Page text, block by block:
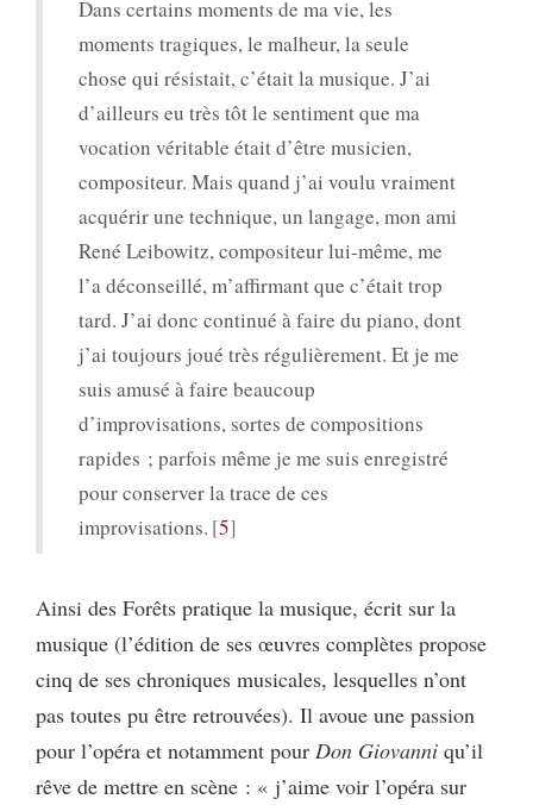
Dans certains moments de ma vie, les
moments tragiques, le malheur, la seule
chose qui résistait, c’était la musique. J’ai
d’ailleurs eu très tôt le sentiment que ma
vocation véritable était d’être musicien,
compositeur. Mais quand j’ai voulu vraiment
acquérir une technique, un langage, mon ami
René Leibowitz, compositeur lui-même, me
l’a déconseillé, m’affirmant que c’était trop
tard. J’ai donc continué à faire du piano, dont
j’ai toujours joué très régulièrement. Et je me
suis amusé à faire beaucoup
d’improvisations, sortes de compositions
rapides ; parfois même je me suis enregistré
pour conserver la trace de ces
improvisations. 5
Ainsi des Forêts pratique la musique, écrit sur la
musique (l’édition de ses œuvres complètes propose
cinq de ses chroniques musicales, lesquelles n’ont
pas toutes pu être retrouvées). Il avoue une passion
pour l’opéra et notamment pour Don Giovanni qu’il
rêve de mettre en scène : « j’aime voir l’opéra sur